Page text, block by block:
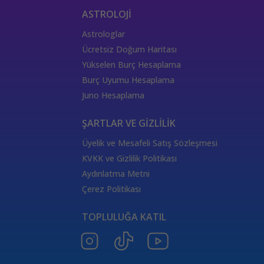
JAAS Eğitimi
JAAS Danışmanlığı
Aziz Kart Anlamı
333 Kariyer Anlamı
burçların elementleri
değişken
yükselen burçların özellikleri
Satürn Balık burcunda
ThetaHealing seansı
Tarot Destesi
Venüs burcu
Satürn burcu
Aşıklar Tarot Kartı
Güneş Tarot Sağlık Anlamı
Merkür Oğlak burcunda
Ay Tarot Sağlık Anlamı
ASTROLOJİ
Astrologlar
Ücretsiz Doğum Haritası
Yükselen Burç Hesaplama
Burç Uyumu Hesaplama
Juno Hesaplama
ŞARTLAR VE GİZLİLİK
Üyelik ve Mesafeli Satış Sözleşmesi
KVKK ve Gizlilik Politikası
Aydınlatma Metni
Çerez Politikası
TOPLULUĞA KATIL